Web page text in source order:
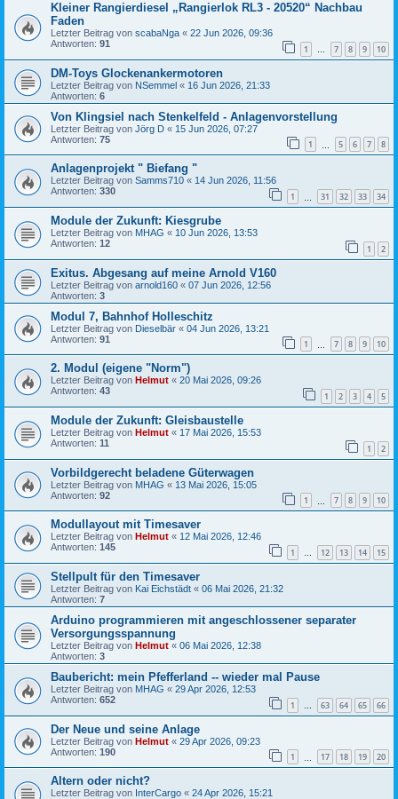
Kleiner Rangierdiesel „Rangierlok RL3 - 20520“ Nachbau
Faden
Letzter Beitrag von scabaNga « 22 Jun 2026, 09:36
Antworten: 91 1 … 7 8 9 10
DM-Toys Glockenankermotoren
Letzter Beitrag von NSemmel « 16 Jun 2026, 21:33
Antworten: 6
Von Klingsiel nach Stenkelfeld - Anlagenvorstellung
Letzter Beitrag von Jörg D « 15 Jun 2026, 07:27
Antworten: 75 1 5 6 7 8
Anlagenprojekt " Biefang "
Letzter Beitrag von Samms710 « 14 Jun 2026, 11:56
Antworten: 330 1 31 32 33 34
Module der Zukunft: Kiesgrube
Letzter Beitrag von MHAG « 10 Jun 2026, 13:53
Antworten: 12 1 2
Exitus. Abgesang auf meine Arnold V160
Letzter Beitrag von arnold160 « 07 Jun 2026, 12:56
Antworten: 3
Modul 7, Bahnhof Holleschitz
Letzter Beitrag von Dieselbär « 04 Jun 2026, 13:21
Antworten: 91 1 7 8 9 10
2. Modul (eigene "Norm")
Letzter Beitrag von Helmut « 20 Mai 2026, 09:26
Antworten: 43 1 2 3 4 5
Module der Zukunft: Gleisbaustelle
Letzter Beitrag von Helmut « 17 Mai 2026, 15:53
Antworten: 11 1 2
Vorbildgerecht beladene Güterwagen
Letzter Beitrag von MHAG « 13 Mai 2026, 15:05
Antworten: 92 1 7 8 9 10
Modullayout mit Timesaver
Letzter Beitrag von Helmut « 12 Mai 2026, 12:46
Antworten: 145 1 … 12 13 14 15
Stellpult für den Timesaver
Letzter Beitrag von Kai Eichstädt « 06 Mai 2026, 21:32
Antworten: 7
Arduino programmieren mit angeschlossener separater
Versorgungsspannung
Letzter Beitrag von Helmut « 06 Mai 2026, 12:38
Antworten: 3
Baubericht: mein Pfefferland -- wieder mal Pause
Letzter Beitrag von MHAG « 29 Apr 2026, 12:53
Antworten: 652 1 63 64 65 66
Der Neue und seine Anlage
Letzter Beitrag von Helmut « 29 Apr 2026, 09:23
Antworten: 190 1 17 18 19 20
Altern oder nicht?
Letzter Beitrag von InterCargo « 24 Apr 2026, 15:21